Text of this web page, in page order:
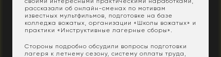
рассказали об онлайн-сменах по мотивам
известных мультфильмов, подготовке на базе
колледжа вожатых, организации «Школы вожатых» и
практики «Инструктивные лагерные сборы».
Стороны подробно обсудили вопросы подготовки
лагеря к летнему сезону, систему оплаты труда,